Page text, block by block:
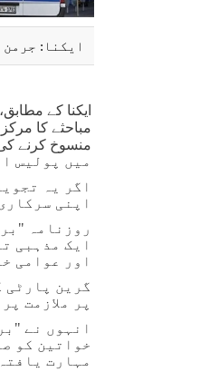
ایکنا:
ایکنا کے
مباحثے کا
منسوخ کرنے کی
میں پولیس
اگر یہ
اپنی
روزنامہ
ایک مذہبی
اور عوامی
گرین پارٹی
پر ملازمت
انہوں نے
خواتین کو
مہارت